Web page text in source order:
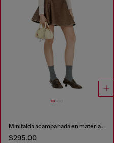
Minifalda acampanada en material bonded
$295.00